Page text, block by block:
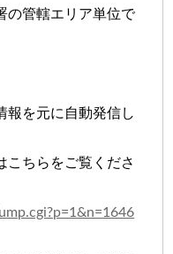
の管轄エリア単位で
報を元に自動発信し
ちらをご覧くださ